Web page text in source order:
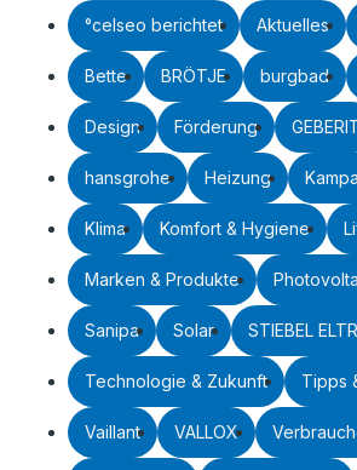
°celseo berichtet Aktuelles
Bette BRÖTJE burgbad
Design Förderung
hansgrohe Heizung
Klima Komfort & Hygiene
Marken & Produkte
Sanipa Solar STIEBEL
Technologie & Zukunft Tipps
Vaillant VALLOX